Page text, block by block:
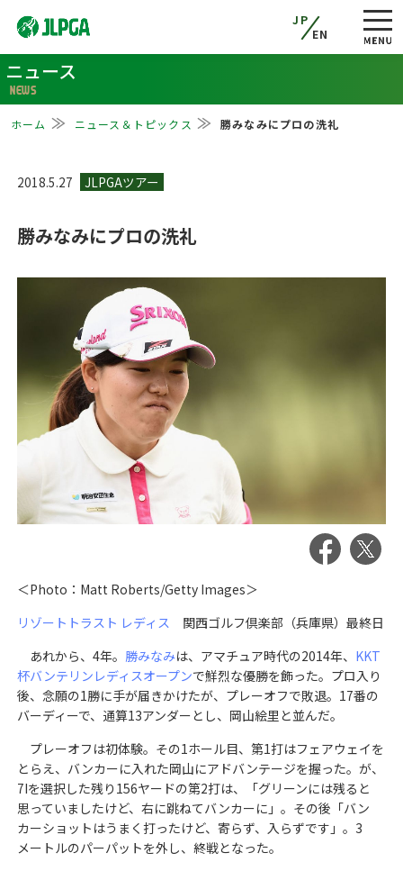
JP
EN
ニュース
NEWS
ホーム ニュース＆トピックス 勝みなみにプロの洗礼
2018.5.27
勝みなみにプロの洗礼
＜Photo：Matt Roberts/Getty Images＞
リゾートトラスト レディス 関西ゴルフ倶楽部（兵庫県）最終日
あれから、4年。 勝みなみは、アマチュア時代の2014年、 KKT
杯バンテリンレディスオープンで鮮烈な優勝を飾った。プロ入り
後、念願の1勝に手が届きかけたが、プレーオフで敗退。17番の
バーディーで、通算13アンダーとし、岡山絵里と並んだ。
プレーオフは初体験。その1ホール目、第1打はフェアウェイを
とらえ、バンカーに入れた岡山にアドバンテージを握った。が、
7Iを選択した残り156ヤードの第2打は、「グリーンには残ると
思っていましたけど、右に跳ねてバンカーに」。その後「バン
カーショットはうまく打ったけど、寄らず、入らずです」。3
メートルのパーパットを外し、終戦となった。